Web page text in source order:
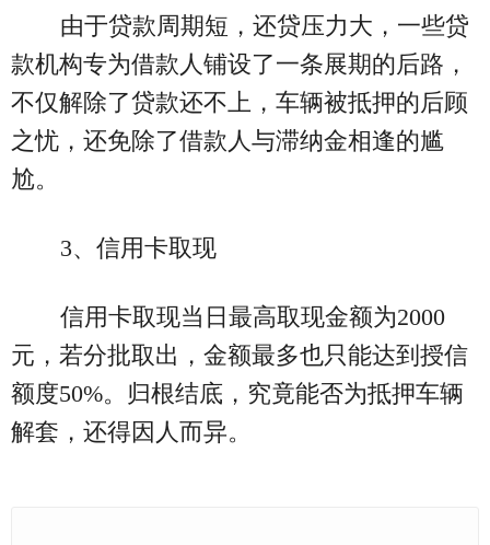
由于贷款周期短，还贷压力大，一些贷
款机构专为借款人铺设了一条展期的后路，
不仅解除了贷款还不上，车辆被抵押的后顾
之忧，还免除了借款人与滞纳金相逢的尴
尬。
3、信用卡取现
信用卡取现当日最高取现金额为2000
元，若分批取出，金额最多也只能达到授信
额度50%。归根结底，究竟能否为抵押车辆
解套，还得因人而异。